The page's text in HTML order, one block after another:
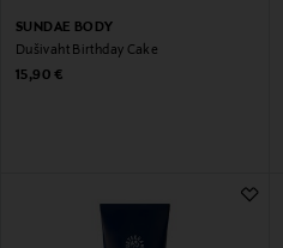
SUNDAE BODY
Dušivaht Birthday Cake
Original Price
15,90 €